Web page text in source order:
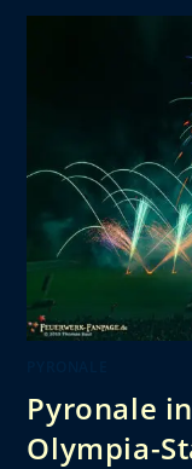
Pyronale
Olympia-